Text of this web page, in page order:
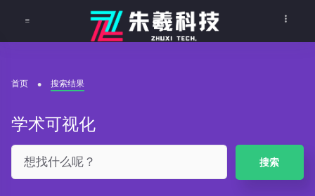
首页 搜索结果
学术可视化
搜索